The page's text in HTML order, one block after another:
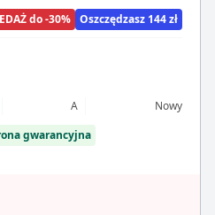
do -30% Oszczędzasz 144 zł
A
Nowy
gwarancyjna